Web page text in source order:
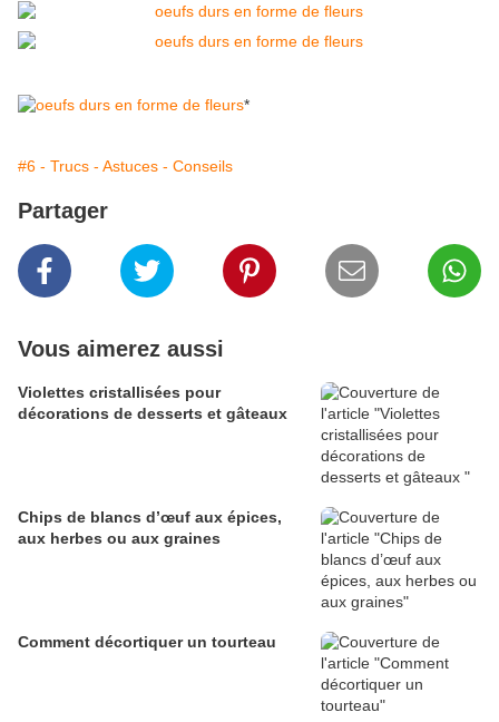
*
#6 - Trucs - Astuces - Conseils
Partager
Vous aimerez aussi
Violettes cristallisées pour
décorations de desserts et gâteaux
Chips de blancs d’œuf aux épices,
aux herbes ou aux graines
Comment décortiquer un tourteau